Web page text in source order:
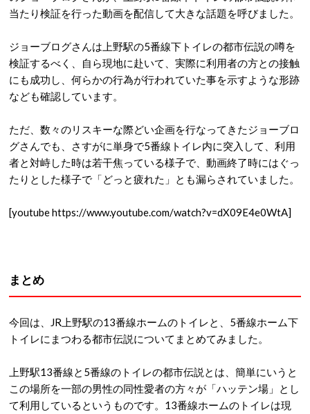
当たり検証を行った動画を配信して大きな話題を呼びました。
ジョーブログさんは上野駅の5番線下トイレの都市伝説の噂を
検証するべく、自ら現地に赴いて、実際に利用者の方との接触
にも成功し、何らかの行為が行われていた事を示すような形跡
なども確認しています。
ただ、数々のリスキーな際どい企画を行なってきたジョーブロ
グさんでも、さすがに単身で5番線トイレ内に突入して、利用
者と対峙した時は若干焦っている様子で、動画終了時にはぐっ
たりとした様子で「どっと疲れた」とも漏らされていました。
[youtube https://www.youtube.com/watch?v=dX09E4e0WtA]
まとめ
今回は、JR上野駅の13番線ホームのトイレと、5番線ホーム下
トイレにまつわる都市伝説についてまとめてみました。
上野駅13番線と5番線のトイレの都市伝説とは、簡単にいうと
この場所を一部の男性の同性愛者の方々が「ハッテン場」とし
て利用しているというものです。13番線ホームのトイレは現